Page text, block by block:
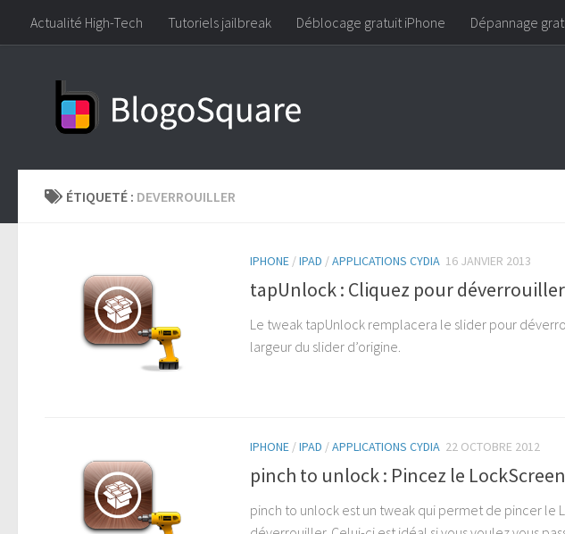
Skip to content
Actualité High-Tech Tutoriels jailbreak Déblocage gratuit iPhone Dépannage
ÉTIQUETÉ : DEVERROUILLER
IPHONE /IPAD /APPLICATIONS CYDIA 16 JANVIER 2013
tapUnlock : Cliquez pour
Le tweak tapUnlock remplacera le slider pour
largeur du slider d’origine.
IPHONE /IPAD /APPLICATIONS CYDIA 22 OCTOBRE 2012
pinch to unlock : Pincez le
pinch to unlock est un tweak qui permet de pincer le